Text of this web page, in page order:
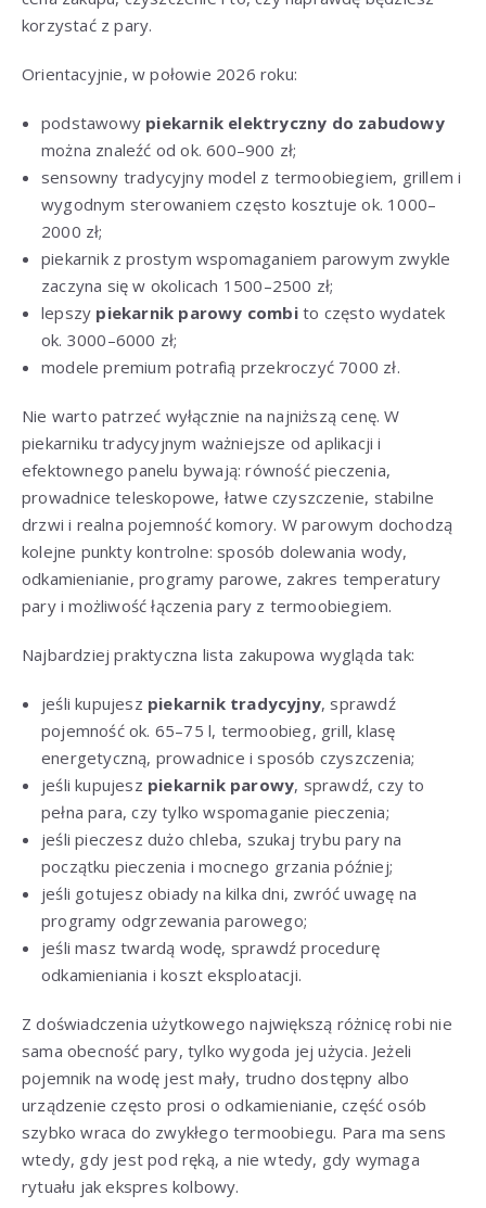
korzystać z pary.
Orientacyjnie, w połowie 2026 roku:
podstawowy piekarnik elektryczny do zabudowy
można znaleźć od ok. 600–900 zł;
sensowny tradycyjny model z termoobiegiem, grillem i
wygodnym sterowaniem często kosztuje ok. 1000–
2000 zł;
piekarnik z prostym wspomaganiem parowym zwykle
zaczyna się w okolicach 1500–2500 zł;
lepszy piekarnik parowy combito często wydatek
ok. 3000–6000 zł;
modele premium potrafią przekroczyć 7000 zł.
Nie warto patrzeć wyłącznie na najniższą cenę. W
piekarniku tradycyjnym ważniejsze od aplikacji i
efektownego panelu bywają: równość pieczenia,
prowadnice teleskopowe, łatwe czyszczenie, stabilne
drzwi i realna pojemność komory. W parowym dochodzą
kolejne punkty kontrolne: sposób dolewania wody,
odkamienianie, programy parowe, zakres temperatury
pary i możliwość łączenia pary z termoobiegiem.
Najbardziej praktyczna lista zakupowa wygląda tak:
jeśli kupujesz piekarnik tradycyjny, sprawdź
pojemność ok. 65–75 l, termoobieg, grill, klasę
energetyczną, prowadnice i sposób czyszczenia;
jeśli kupujesz piekarnik parowy, sprawdź, czy to
pełna para, czy tylko wspomaganie pieczenia;
jeśli pieczesz dużo chleba, szukaj trybu pary na
początku pieczenia i mocnego grzania później;
jeśli gotujesz obiady na kilka dni, zwróć uwagę na
programy odgrzewania parowego;
jeśli masz twardą wodę, sprawdź procedurę
odkamieniania i koszt eksploatacji.
Z doświadczenia użytkowego największą różnicę robi nie
sama obecność pary, tylko wygoda jej użycia. Jeżeli
pojemnik na wodę jest mały, trudno dostępny albo
urządzenie często prosi o odkamienianie, część osób
szybko wraca do zwykłego termoobiegu. Para ma sens
wtedy, gdy jest pod ręką, a nie wtedy, gdy wymaga
rytuału jak ekspres kolbowy.